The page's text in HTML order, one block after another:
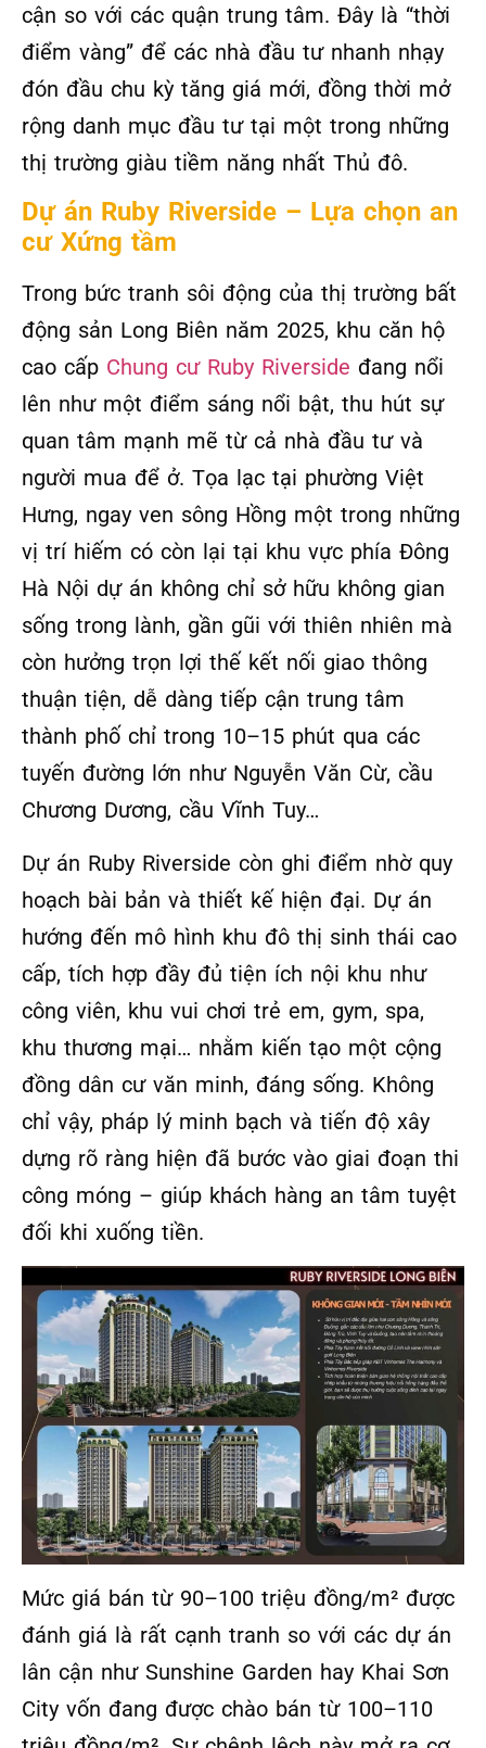
cận so với các quận trung tâm. Đây là “thời
điểm vàng” để các nhà đầu tư nhanh nhạy
đón đầu chu kỳ tăng giá mới, đồng thời mở
rộng danh mục đầu tư tại một trong những
thị trường giàu tiềm năng nhất Thủ đô.
Dự án Ruby Riverside – Lựa chọn an
cư Xứng tầm
Trong bức tranh sôi động của thị trường bất
động sản Long Biên năm 2025, khu căn hộ
cao cấp Chung cư Ruby Riverside đang nổi
lên như một điểm sáng nổi bật, thu hút sự
quan tâm mạnh mẽ từ cả nhà đầu tư và
người mua để ở. Tọa lạc tại phường Việt
Hưng, ngay ven sông Hồng một trong những
vị trí hiếm có còn lại tại khu vực phía Đông
Hà Nội dự án không chỉ sở hữu không gian
sống trong lành, gần gũi với thiên nhiên mà
còn hưởng trọn lợi thế kết nối giao thông
thuận tiện, dễ dàng tiếp cận trung tâm
thành phố chỉ trong 10–15 phút qua các
tuyến đường lớn như Nguyễn Văn Cừ, cầu
Chương Dương, cầu Vĩnh Tuy…
Dự án Ruby Riverside còn ghi điểm nhờ quy
hoạch bài bản và thiết kế hiện đại. Dự án
hướng đến mô hình khu đô thị sinh thái cao
cấp, tích hợp đầy đủ tiện ích nội khu như
công viên, khu vui chơi trẻ em, gym, spa,
khu thương mại… nhằm kiến tạo một cộng
đồng dân cư văn minh, đáng sống. Không
chỉ vậy, pháp lý minh bạch và tiến độ xây
dựng rõ ràng hiện đã bước vào giai đoạn thi
công móng – giúp khách hàng an tâm tuyệt
đối khi xuống tiền.
Mức giá bán từ 90–100 triệu đồng/m² được
đánh giá là rất cạnh tranh so với các dự án
lân cận như Sunshine Garden hay Khai Sơn
City vốn đang được chào bán từ 100–110